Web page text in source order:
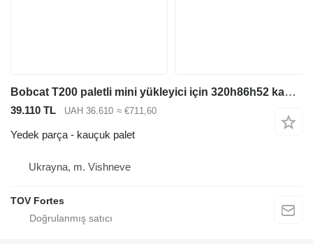
Bobcat T200 paletli mini yükleyici için 320h86h52 kauçuk palet
39.110 TL UAH 36.610 ≈ €711,60
Yedek parça - kauçuk palet
Ukrayna, m. Vishneve
TOV Fortes